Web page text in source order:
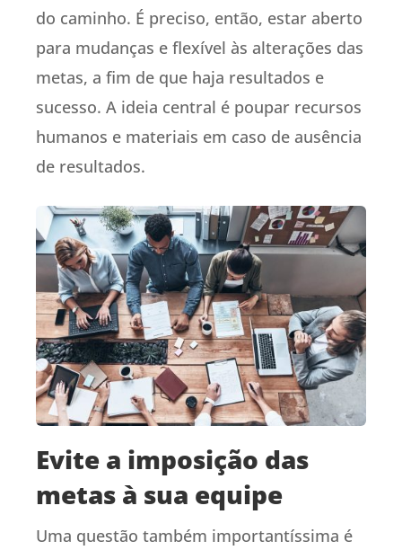
do caminho. É preciso, então, estar aberto
para mudanças e flexível às alterações das
metas, a fim de que haja resultados e
sucesso. A ideia central é poupar recursos
humanos e materiais em caso de ausência
de resultados.
Evite a imposição das
metas à sua equipe
Uma questão também importantíssima é